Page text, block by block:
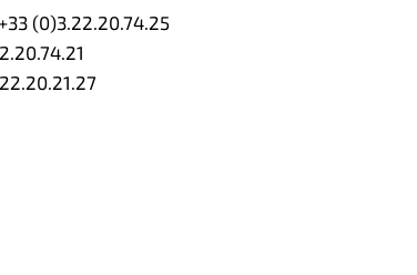
(0)3.22.20.74.25